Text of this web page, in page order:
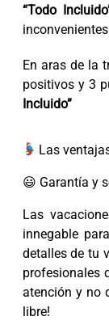
“Todo
En aras de la
positivos y 3
Incluido”
Las
😃 Garantía y
Las
innegable
detalles de tu
profesionales
atención y no
libre!